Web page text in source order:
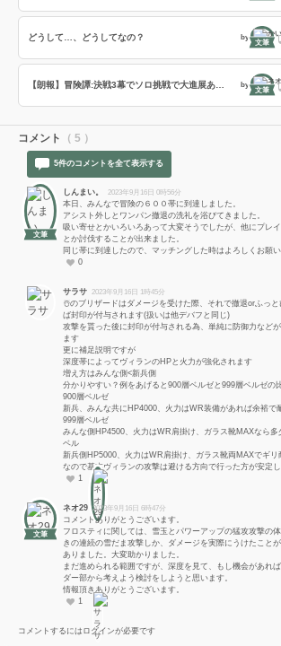
どうして…、どうしてなの？ by
文筆
by
文筆
コメント （ 5 ）
5件のコメントを全て表示する
文筆
しんまい。 2023年9月16日 0時56分
本日、みんなで冒険の６００帯に到達しました。
アシスト外しとワンパン撤退の洗礼を浴びてきました。
吸い寄せとかいろいろあって大変そうでしたが、他にプレ
とか討伐することが出来ました。
同じ帯に到達したので、マッチングした時はよろしくお願い
0
サラサ 2023年9月16日 1時45分
☃️のブリザードはダメージを受けた際、それで撤退orふっと
ば封印が付与されます(扱いは他デバフと同じ)
攻撃を貰った後に封印が付与される為、単純に防御力など
ます
更に補足説明ですが
深度帯によってヴィランのHPと火力が強化されます
増え方はみんな側<新兵側
分かりやすい？例をあげると900層ベルゼと999層ベルゼの
900層ベルゼ
新兵、みんな共にHP4000、火力はWR装備があれば余裕で
999層ベルゼ
みんな側HP4500、火力はWR肩掛け、ガラス靴MAXなら多
ベル
新兵側HP5000、火力はWR肩掛け、ガラス靴両MAXでギリ
なので基本ヴィランの攻撃は避ける方向で行った方が安定
1
文筆
ネオ29 2023年9月16日 6時47分
コメントありがとうございます。
フロスティに関しては、雪玉とパワーアップの猛攻攻撃の
きの連続の雪だま攻撃しか、ダメージを実際にうけたこと
ありました。大変助かりました。
まだ進められる範囲ですが、深度を見て、もし機会があれ
ダー部から考えよう検討をしようと思います。
情報頂きありがとうございます。
1
コメントするにはログインが必要です